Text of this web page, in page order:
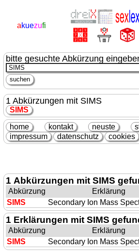
akuezufi
bitte gesuchte Abkürzung
1 Abkürzungen mit SIMS
SIMS
home kontakt neuste
impressum
datenschutz cookies
1 Abkürzungen mit SIMS
Abkürzung Erklärung
SIMS
Secondary Ion Mass
1 Erklärungen mit SIMS
Abkürzung Erklärung
SIMS
Secondary Ion Mass